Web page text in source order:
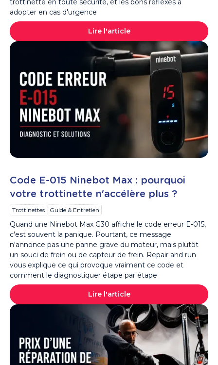
trottinette en toute sécurité, et les bons réflexes à
adopter en cas d'urgence
Lire l'article
Code E-015 Ninebot Max : pourquoi
votre trottinette n'accélère plus ?
Trottinettes Guide & Entretien
Quand une Ninebot Max G30 affiche le code erreur E-015,
c'est souvent la panique. Pourtant, ce message
n'annonce pas une panne grave du moteur, mais plutôt
un souci de frein ou de capteur de frein. Repair and run
vous explique ce qui provoque vraiment ce code et
comment le diagnostiquer étape par étape
Lire l'article